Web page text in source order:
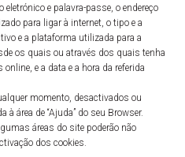
eletrónico e palavra-passe, o endereço
para ligar à internet, o tipo e a
e a plataforma utilizada para a
os quais ou através dos quais tenha
e a data e a hora da referida
momento, desactivados ou
à área de “Ajuda” do seu Browser.
áreas do site poderão não
dos cookies.